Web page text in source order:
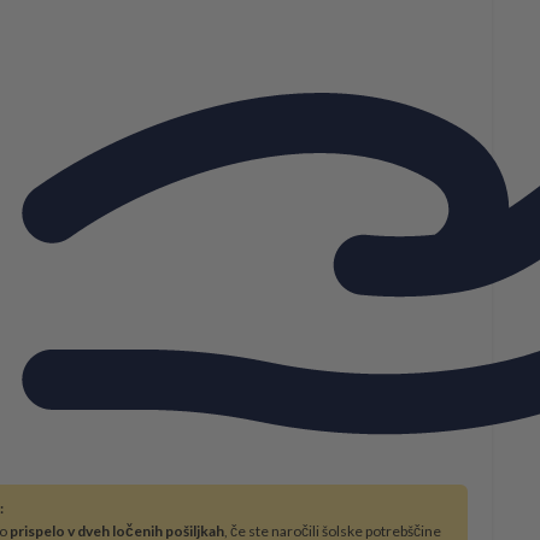
prispelo v dveh ločenih pošiljkah, če ste naročili šolske potrebščine